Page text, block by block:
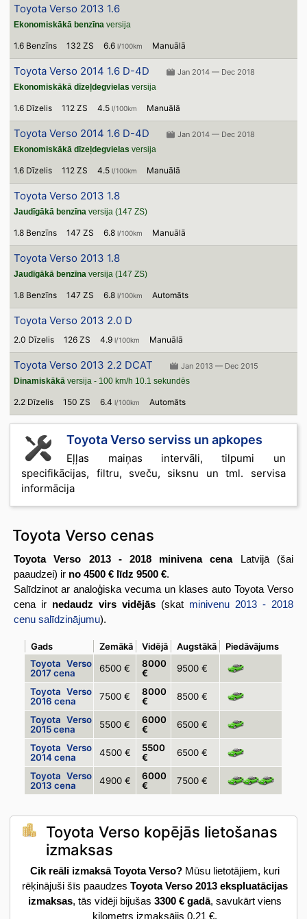
Toyota Verso 2013 1.6
Ekonomiskākā benzīna versija
1.6 Benzīns 132 ZS 6.6l/100km Manuālā
Toyota Verso 2014 1.6 D-4D
Jan 2014 — Dec 2018
Ekonomiskākā dīzeļdegvielas versija
1.6 Dīzelis 112 ZS 4.5l/100km Manuālā
Toyota Verso 2014 1.6 D-4D
Jan 2014 — Dec 2018
Ekonomiskākā dīzeļdegvielas versija
1.6 Dīzelis 112 ZS 4.5l/100km Manuālā
Toyota Verso 2013 1.8
Jaudīgākā benzīna versija (147 ZS)
1.8 Benzīns 147 ZS 6.8l/100km Manuālā
Toyota Verso 2013 1.8
Jaudīgākā benzīna versija (147 ZS)
1.8 Benzīns 147 ZS 6.8l/100km Automāts
Toyota Verso 2013 2.0 D
2.0 Dīzelis 126 ZS 4.9l/100km Manuālā
Toyota Verso 2013 2.2 DCAT
Jan 2013 — Dec 2015
Dinamiskākā versija - 100 km/h 10.1 sekundēs
2.2 Dīzelis 150 ZS 6.4l/100km Automāts
Toyota Verso serviss un apkopes
Eļļas maiņas intervāli, tilpumi un
specifikācijas, filtru, sveču, siksnu un tml. servisa
informācija
Toyota Verso cenas
Toyota Verso 2013 - 2018 minivena cenaLatvijā (šai
paaudzei) ir no 4500 € līdz 9500 €.
Salīdzinot ar analoģiska vecuma un klases auto Toyota Verso
cena ir nedaudz virs vidējās (skat minivenu 2013 - 2018
cenu salīdzinājumu).
Gads Zemākā Vidējā Augstākā
Piedāvājums
Toyota Verso
2017 cena
6500 €
8000
€
9500 €
Toyota Verso
2016 cena
7500 €
8000
€
8500 €
Toyota Verso
2015 cena
5500 €
6000
€
6500 €
Toyota Verso
2014 cena
4500 €
5500
€
6500 €
Toyota Verso
2013 cena
4900 €
6000
€
7500 €
Toyota Verso kopējās lietošanas
izmaksas
Cik reāli izmaksā Toyota Verso?Mūsu lietotājiem, kuri
rēķinājuši šīs paaudzes Toyota Verso 2013 ekspluatācijas
izmaksas, tās vidēji bijušas 3300 € gadā, savukārt viens
kilometrs izmaksājis 0.21 €.